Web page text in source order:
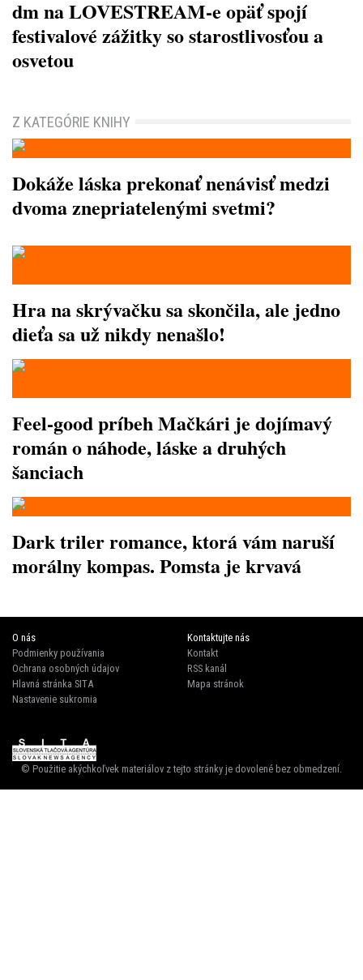
dm na LOVESTREAM-e opäť spojí
festivalové zážitky so starostlivosťou a
osvetou
Z KATEGÓRIE KNIHY
Dokáže láska prekonať nenávisť medzi
dvoma znepriatelenými svetmi?
Hra na skrývačku sa skončila, ale jedno
dieťa sa už nikdy nenašlo!
Feel-good príbeh Mačkári je dojímavý
román o náhode, láske a druhých
šanciach
Dark triler romance, ktorá vám naruší
morálny kompas. Pomsta je krvavá
O nás
Podmienky používania
Ochrana osobných údajov
Hlavná stránka SITA
Nastavenie sukromia
Kontaktujte nás
Kontakt
RSS kanál
Mapa stránok
© Použitie akýchkoľvek materiálov z tejto stránky je dovolené bez obmedzení.